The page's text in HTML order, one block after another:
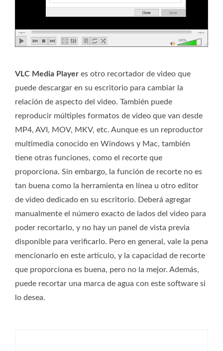
VLC Media Player es otro recortador de video que
puede descargar en su escritorio para cambiar la
relación de aspecto del video. También puede
reproducir múltiples formatos de video que van desde
MP4, AVI, MOV, MKV, etc. Aunque es un reproductor
multimedia conocido en Windows y Mac, también
tiene otras funciones, como el recorte que
proporciona. Sin embargo, la función de recorte no es
tan buena como la herramienta en línea u otro editor
de video dedicado en su escritorio. Deberá agregar
manualmente el número exacto de lados del video para
poder recortarlo, y no hay un panel de vista previa
disponible para verificarlo. Pero en general, vale la pena
mencionarlo en este artículo, y la capacidad de recorte
que proporciona es buena, pero no la mejor. Además,
puede recortar una marca de agua con este software si
lo desea.